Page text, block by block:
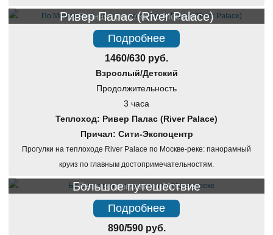
Речная прогулка по Москве
Ривер Палас (River Palace)
Подробнее
1460/630 руб.
Взрослый/Детский
Продолжительность
3 часа
Теплоход: Ривер Палас (River Palace)
Причал: Сити-Экспоцентр
Прогулки на теплоходе River Palace по Москве-реке: панорамный
круиз по главным достопримечательностям.
Речная прогулка по Москве
Большое путешествие
Подробнее
890/590 руб.